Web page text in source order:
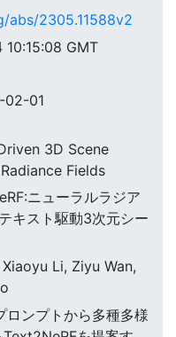
abs/2305.11588v2
GMT
02-01
3D Scene
Fields
ニューラルラジア
キスト駆動3次元シー
Li, Ziyu Wan,
ンプトから多種多様